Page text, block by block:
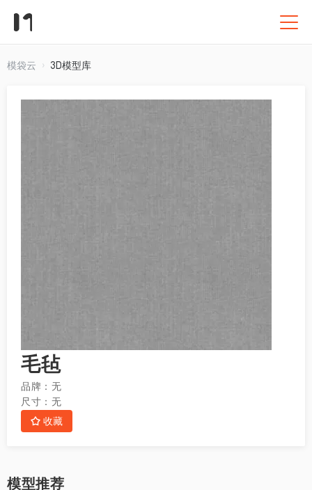
模袋云 3D模型库
毛毡
品牌： 无
尺寸： 无
收藏
模型推荐